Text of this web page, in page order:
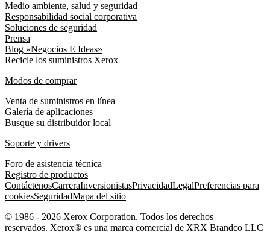
Medio ambiente, salud y seguridad
Responsabilidad social corporativa
Soluciones de seguridad
Prensa
Blog «Negocios E Ideas»
Recicle los suministros Xerox
Modos de comprar
Venta de suministros en línea
Galería de aplicaciones
Busque su distribuidor local
Soporte y drivers
Foro de asistencia técnica
Registro de productos
ContáctenosCarreraInversionistasPrivacidadLegalPreferencias para
cookiesSeguridadMapa del sitio
© 1986 - 2026 Xerox Corporation. Todos los derechos
reservados. Xerox® es una marca comercial de XRX Brandco LLC